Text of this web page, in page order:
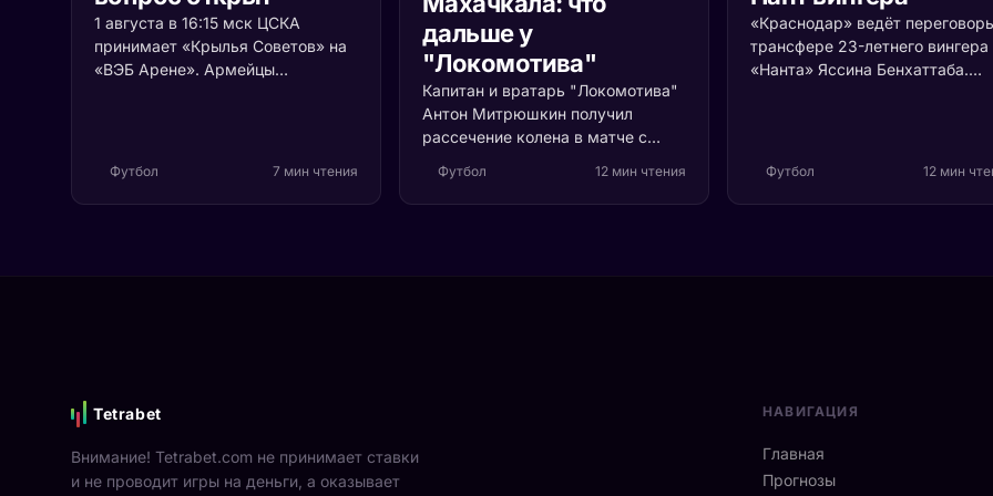
1 августа в 16:15 мск ЦСКА
принимает «Крылья Советов» на
«ВЭБ Арене». Армейцы
поражений. Разбираем расклад
перед ставкой.
Футбол 7 мин чтения
дальше у
"Локомотива"
Капитан и вратарь "Локомотива"
Антон Митрюшкин получил
рассечение колена в матче с
пропустит 10-12 дней. Разбираем,
кто встанет в ворота и как это
Футбол 12 мин чтения
«Краснодар» ведёт
трансфере 23-летнего вингера
«Нанта» Яссина Бенхаттаба.
конкурируют клубы
Лиги 1 и нидерландский
Разбираем статистику
Футбол 12 мин
Tetrabet
Внимание! Tetrabet.com не принимает ставки
и не проводит игры на деньги, а оказывает
НАВИГАЦИЯ
Главная
Прогнозы